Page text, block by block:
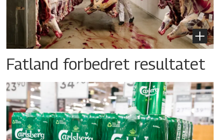
Fatland forbedret resultatet